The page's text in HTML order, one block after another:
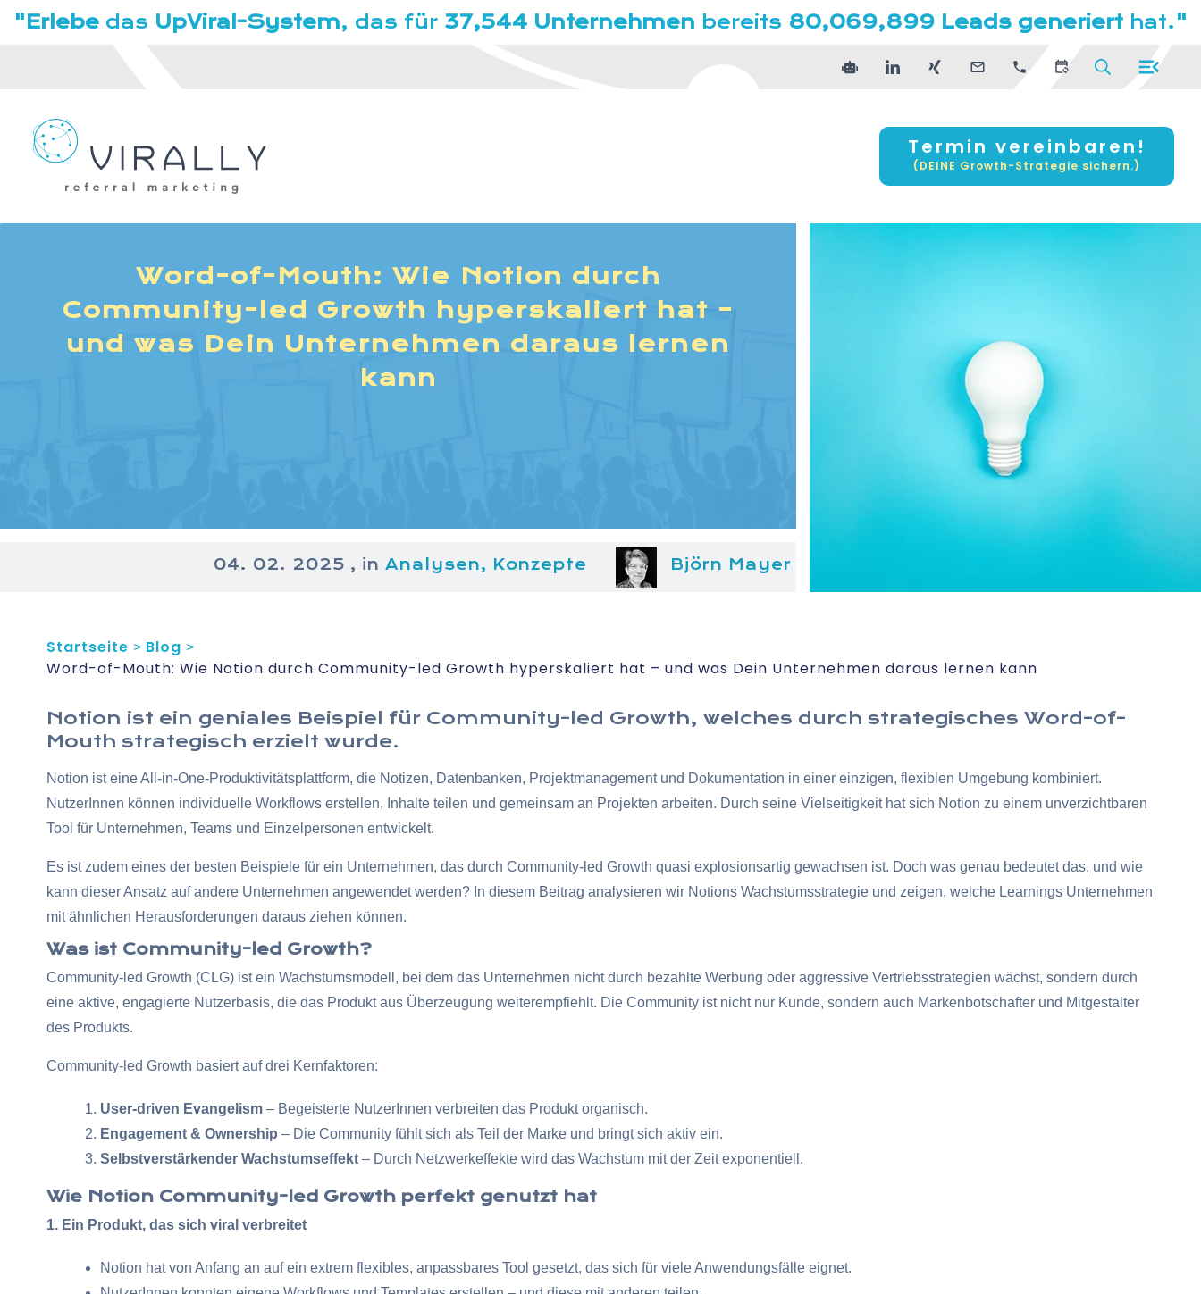
"Erlebe das UpViral-System, das für 37,544 Unternehmen bereits 80,069,899 Leads generiert hat."
Termin vereinbaren!
(DEINE Growth-Strategie sichern.)
Word-of-Mouth: Wie Notion durch
Community-led Growth hyperskaliert hat –
und was Dein Unternehmen daraus lernen
kann
04. 02. 2025 , in Analysen, Konzepte Björn Mayer
Startseite > Blog >
Word-of-Mouth: Wie Notion durch Community-led Growth hyperskaliert hat – und was Dein Unternehmen daraus lernen kann
Notion ist ein geniales Beispiel für Community-led Growth, welches durch strategisches Word-of-
Mouth strategisch erzielt wurde.
Notion ist eine All-in-One-Produktivitätsplattform, die Notizen, Datenbanken, Projektmanagement und Dokumentation in einer einzigen, flexiblen Umgebung kombiniert.
NutzerInnen können individuelle Workflows erstellen, Inhalte teilen und gemeinsam an Projekten arbeiten. Durch seine Vielseitigkeit hat sich Notion zu einem unverzichtbaren
Tool für Unternehmen, Teams und Einzelpersonen entwickelt.
Es ist zudem eines der besten Beispiele für ein Unternehmen, das durch Community-led Growth quasi explosionsartig gewachsen ist. Doch was genau bedeutet das, und wie
kann dieser Ansatz auf andere Unternehmen angewendet werden? In diesem Beitrag analysieren wir Notions Wachstumsstrategie und zeigen, welche Learnings Unternehmen
mit ähnlichen Herausforderungen daraus ziehen können.
Was ist Community-led Growth?
Community-led Growth (CLG) ist ein Wachstumsmodell, bei dem das Unternehmen nicht durch bezahlte Werbung oder aggressive Vertriebsstrategien wächst, sondern durch
eine aktive, engagierte Nutzerbasis, die das Produkt aus Überzeugung weiterempfiehlt. Die Community ist nicht nur Kunde, sondern auch Markenbotschafter und Mitgestalter
des Produkts.
Community-led Growth basiert auf drei Kernfaktoren:
User-driven Evangelism – Begeisterte NutzerInnen verbreiten das Produkt organisch.
Engagement & Ownership – Die Community fühlt sich als Teil der Marke und bringt sich aktiv ein.
Selbstverstärkender Wachstumseffekt – Durch Netzwerkeffekte wird das Wachstum mit der Zeit exponentiell.
Wie Notion Community-led Growth perfekt genutzt hat
1. Ein Produkt, das sich viral verbreitet
Notion hat von Anfang an auf ein extrem flexibles, anpassbares Tool gesetzt, das sich für viele Anwendungsfälle eignet.